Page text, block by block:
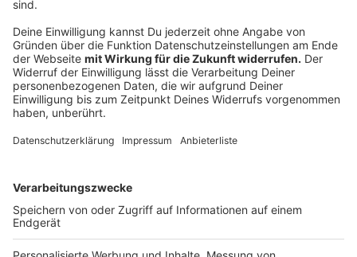
+++09:00 Uhr+++
Das THW Schleiden ist nach Aachen ausgerückt, teilt
mit Sandsäcken unterstützen.
+++06:30 Uhr+++